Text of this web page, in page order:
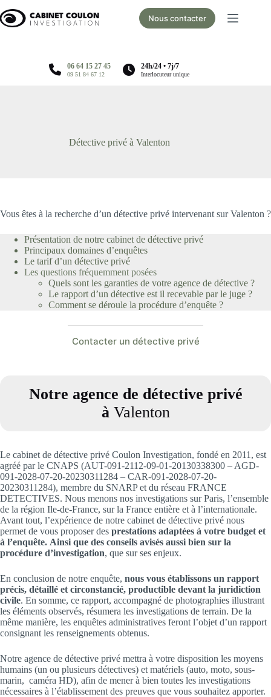
au
contenu
Nous contacter
06 64 15 27 45
09 51 84 67 12
24h/24 • 7j/7
Interlocuteur unique
Détective privé à Valenton
Vous êtes à la recherche d’un détective privé intervenant sur Valenton ?
Présentation de notre cabinet de détective privé
Principaux domaines d’enquêtes
Le tarif d’un détective privé
Les questions fréquemment posées
Quels sont les garanties de votre agence de détective ?
Le rapport d’un détective est il recevable par le juge ?
Comment se déroule la procédure d’enquête ?
Contacter un détective privé
Notre agence de détective privé
à Valenton
Le cabinet de détective privé Coulon Investigation, fondé en 2011, est
agréé par le CNAPS (AUT-091-2112-09-01-20130338300 – AGD-
091-2028-07-20-20230311284 – CAR-091-2028-07-20-
20230311284), membre du SNARP et du réseau FRANCE
DETECTIVES. Nous menons nos investigations sur Paris, l’ensemble
de la région Ile-de-France, sur la France entière et à l’internationale.
Avant tout, l’expérience de notre cabinet de détective privé nous
permet de vous proposer des prestations adaptées à votre budget et
à l’enquête. Ainsi que des conseils avisés aussi bien sur la
procédure d’investigation, que sur ses enjeux.
En conclusion de notre enquête, nous vous établissons un rapport
précis, détaillé et circonstancié, productible devant la juridiction
civile. En somme, ce rapport, accompagné de photographies illustrant
les éléments observés, résumera les investigations de terrain. De la
même manière, les enquêtes administratives feront l’objet d’un rapport
consignant les renseignements obtenus.
Notre agence de détective privé mettra à votre disposition les moyens
humains (un ou plusieurs détectives) et matériels (auto, moto, sous-
marin, caméra HD), afin de mener à bien toutes les investigations
nécessaires à l’établissement des preuves que vous souhaitez apporter.